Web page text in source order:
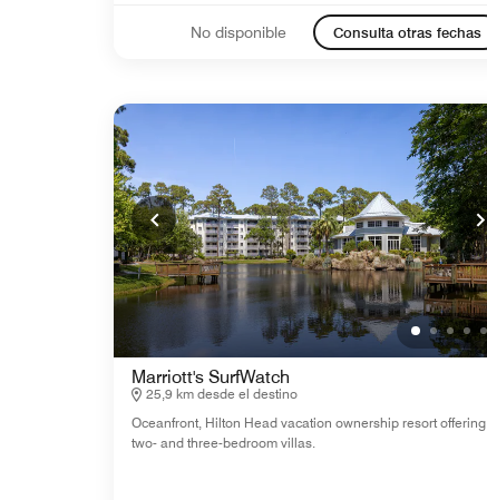
No disponible Consulta otras fechas
Marriott's SurfWatch
25,9 km desde el destino
Oceanfront, Hilton Head vacation ownership resort offering
two- and three-bedroom villas.